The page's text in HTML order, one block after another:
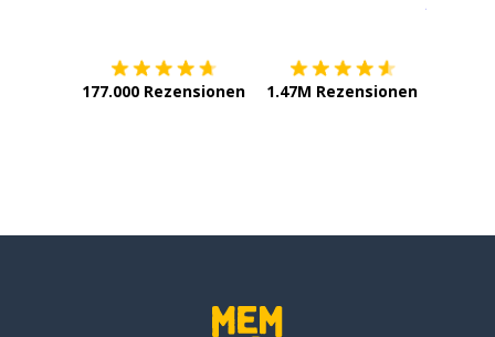
177.000 Rezensionen 1.47M Rezensionen